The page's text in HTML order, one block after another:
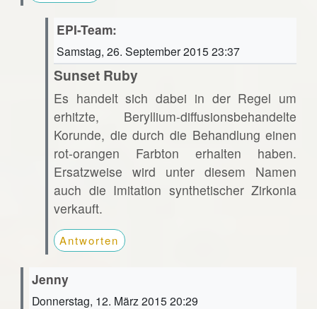
EPI-Team:
Samstag, 26. September 2015 23:37
Sunset Ruby
Es handelt sich dabei in der Regel um
erhitzte, Beryllium-diffusionsbehandelte
Korunde, die durch die Behandlung einen
rot-orangen Farbton erhalten haben.
Ersatzweise wird unter diesem Namen
auch die Imitation synthetischer Zirkonia
verkauft.
Antworten
Jenny
Donnerstag, 12. März 2015 20:29